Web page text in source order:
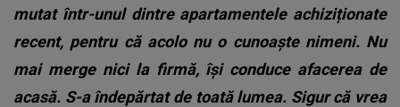
mutat într-unul dintre apartamentele achiziționate
recent, pentru că acolo nu o cunoaște nimeni. Nu
mai merge nici la firmă, își conduce afacerea de
acasă. S-a îndepărtat de toată lumea. Sigur că vrea